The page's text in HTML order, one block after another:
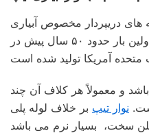
های دریپردار مخصوص آبیاری
قطره ای محسوب می شود که اولین بار حدود ۵۰ سال پیش در
و معمولاً هر کلاف آن چند
نوار تیپ بر خلاف لوله پلی